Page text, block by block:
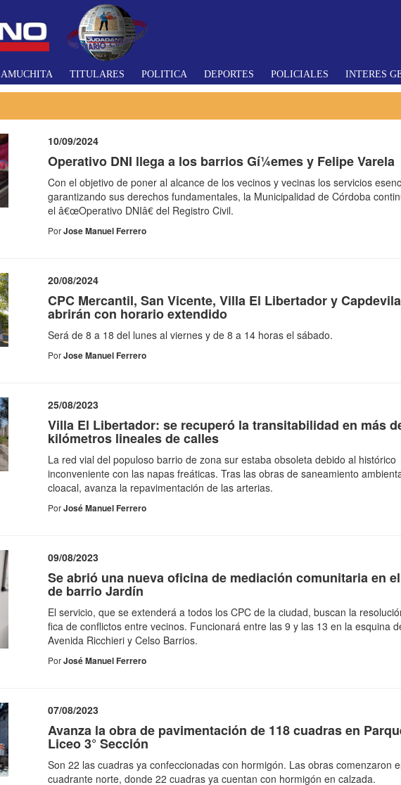
TITULARES POLITICA DEPORTES POLICIALES INTERES
10/09/2024
Operativo DNI llega a los barrios Gí¼emes y Felipe Varela
Con el objetivo de poner al alcance de los vecinos y vecinas los servicios
garantizando sus derechos fundamentales, la Municipalidad de Córdoba
el â€œOperativo DNIâ€ del Registro Civil.
PorJose Manuel Ferrero
20/08/2024
CPC Mercantil, San Vicente, Villa El Libertador y Capdevila
abrirán con horario extendido
Será de 8 a 18 del lunes al viernes y de 8 a 14 horas el sábado.
PorJose Manuel Ferrero
25/08/2023
Villa El Libertador: se recuperó la transitabilidad en más
kilómetros lineales de calles
La red vial del populoso barrio de zona sur estaba obsoleta debido al histórico
inconveniente con las napas freáticas. Tras las obras de saneamiento
cloacal, avanza la repavimentación de las arterias.
PorJosé Manuel Ferrero
09/08/2023
Se abrió una nueva oficina de mediación comunitaria en
de barrio Jardí­n
El servicio, que se extenderá a todos los CPC de la ciudad, buscan la
fica de conflictos entre vecinos. Funcionará entre las 9 y las 13 en la esquina
Avenida Ricchieri y Celso Barrios.
PorJosé Manuel Ferrero
07/08/2023
Avanza la obra de pavimentación de 118 cuadras en
Liceo 3° Sección
Son 22 las cuadras ya confeccionadas con hormigón. Las obras comenzaron
cuadrante norte, donde 22 cuadras ya cuentan con hormigón en calzada.